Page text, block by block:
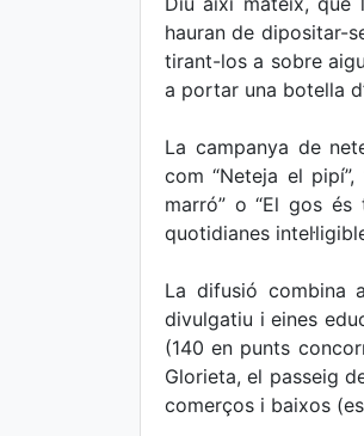
hauran de dipositar-
tirant-los a sobre
a portar una botella
La campanya de
com “Neteja el
marró” o “El gos és
quotidianes
La difusió combina
divulgatiu i eines
(140 en punts
Glorieta, el passeig
comerços i baixos